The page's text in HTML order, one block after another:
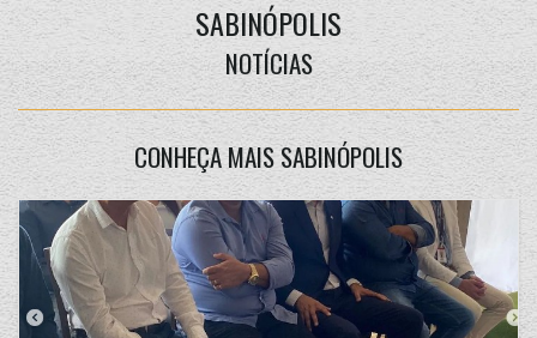
SABINÓPOLIS
NOTÍCIAS
CONHEÇA MAIS SABINÓPOLIS